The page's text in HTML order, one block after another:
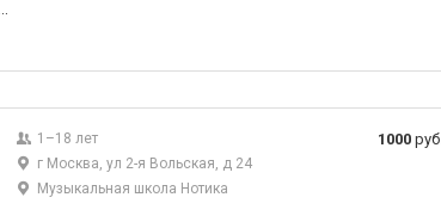
1–18 лет
г Москва, ул 2-я Вольская, д 24
Музыкальная школа Нотика
1000